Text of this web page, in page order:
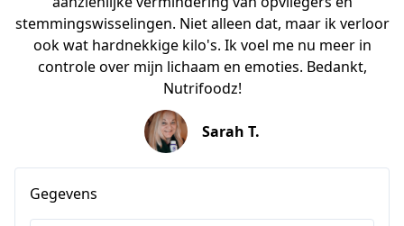
stemmingswisselingen. Niet alleen dat, maar ik verloor
ook wat hardnekkige kilo's. Ik voel me nu meer in
controle over mijn lichaam en emoties. Bedankt,
Nutrifoodz!
Sarah T.
Gegevens